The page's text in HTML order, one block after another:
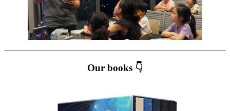
Our books 👇